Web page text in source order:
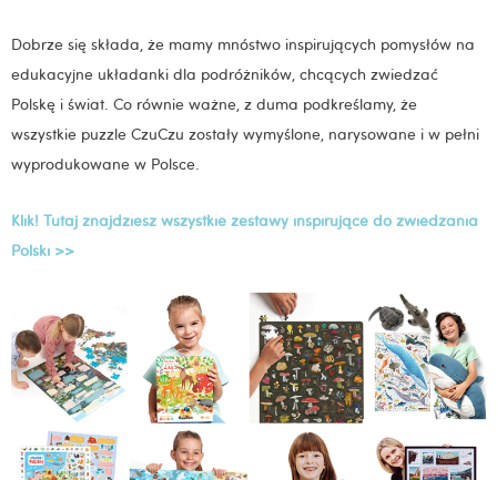
Dobrze się składa, że mamy mnóstwo inspirujących pomysłów na
edukacyjne układanki dla podróżników, chcących zwiedzać
Polskę i świat. Co równie ważne, z duma podkreślamy, że
wszystkie puzzle CzuCzu zostały wymyślone, narysowane i w pełni
wyprodukowane w Polsce.
Klik! Tutaj znajdziesz wszystkie zestawy inspirujące do zwiedzania
Polski >>